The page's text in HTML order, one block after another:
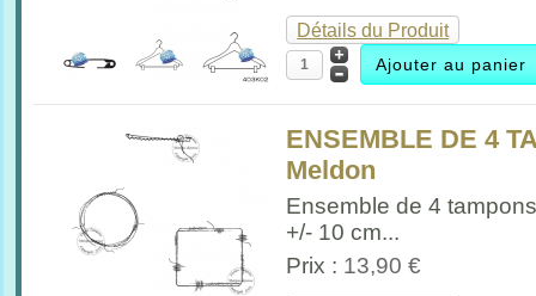
Détails du Produit
ENSEMBLE DE 4
Meldon
Ensemble de 4
+/- 10 cm...
Prix : 13,90 €